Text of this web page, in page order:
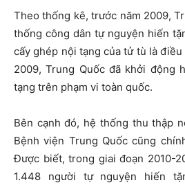
Theo thống kê, trước năm 2009,
thống công dân tự nguyện hiến
cấy ghép nội tạng của tử tù là
2009, Trung Quốc đã khởi động
tạng trên phạm vi toàn quốc.
Bên cạnh đó, hệ thống thu thập
Bệnh viện Trung Quốc cũng
Được biết, trong giai đoạn 2010-
1.448 người tự nguyện hiến